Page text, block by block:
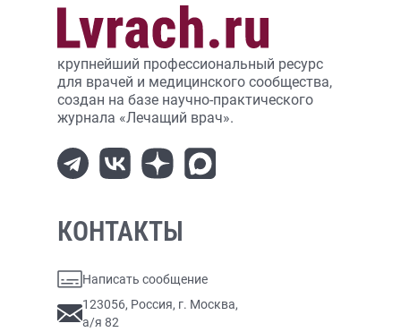
крупнейший профессиональный ресурс
для врачей и медицинского сообщества,
создан на базе научно-практического
журнала «Лечащий врач».
КОНТАКТЫ
Написать сообщение
123056, Россия, г. Москва,
а/я 82